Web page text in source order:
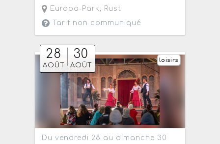
Europa-Park, Rust
Tarif non communiqué
28
AOÛT
30
AOÛT
loisirs
Du vendredi 28 au dimanche 30